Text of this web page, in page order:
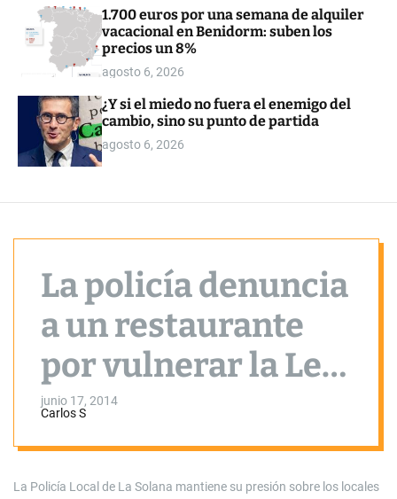
1.700 euros por una semana de alquiler
vacacional en Benidorm: suben los
precios un 8%
agosto 6, 2026
¿Y si el miedo no fuera el enemigo del
cambio, sino su punto de partida
agosto 6, 2026
La policía denuncia
a un restaurante
por vulnerar la Ley
del Tabaco
junio 17, 2014
Carlos S
La Policía Local de La Solana mantiene su presión sobre los locales